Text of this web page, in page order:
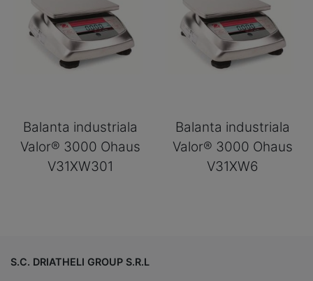
Balanta industriala
Valor® 3000 Ohaus
V31XW301
Balanta industriala
Valor® 3000 Ohaus
V31XW6
S.C. DRIATHELI GROUP S.R.L